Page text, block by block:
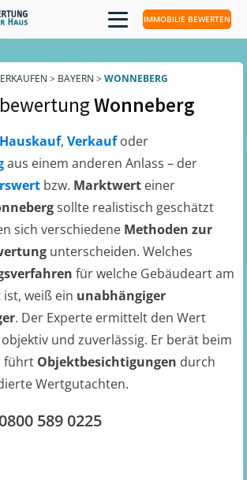
IMMOBILIE BEWERTEN
> BAYERN > WONNEBERG
Wonneberg
Hauskauf, Verkaufoder
aus einem anderen Anlass – der
bzw. Marktwert einer
sollte realistisch geschätzt
sich verschiedene Methoden zur
unterscheiden. Welches
für welche Gebäudeart am
weiß ein unabhängiger
. Der Experte ermittelt den Wert
und zuverlässig. Er berät beim
führt Objektbesichtigungen durch
Wertgutachten.
589 0225